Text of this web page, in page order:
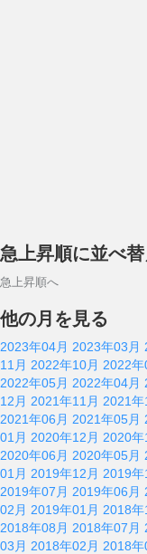
急上昇順に並べ替
急上昇順へ
他の月を見る
2023年04月 2023年03月
11月 2022年10月 2022年
2022年05月 2022年04月
12月 2021年11月 2021年
2021年06月 2021年05月
01月 2020年12月 2020年
2020年06月 2020年05月
01月 2019年12月 2019年
2019年07月 2019年06月
02月 2019年01月 2018年
2018年08月 2018年07月
03月 2018年02月 2018年